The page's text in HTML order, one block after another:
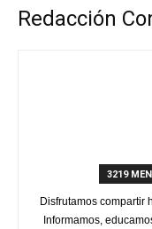
Redacción
3219
Disfrutamos compartir
Informamos,